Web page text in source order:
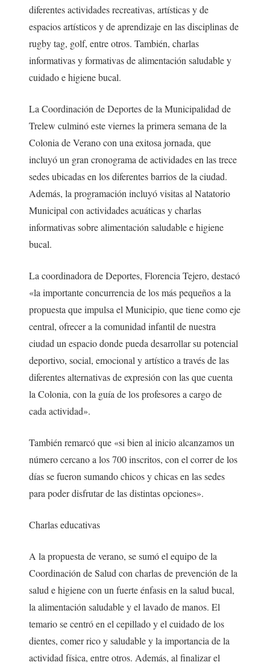
diferentes actividades recreativas, artísticas y de
espacios artísticos y de aprendizaje en las disciplinas de
rugby tag, golf, entre otros. También, charlas
informativas y formativas de alimentación saludable y
cuidado e higiene bucal.
La Coordinación de Deportes de la Municipalidad de
Trelew culminó este viernes la primera semana de la
Colonia de Verano con una exitosa jornada, que
incluyó un gran cronograma de actividades en las trece
sedes ubicadas en los diferentes barrios de la ciudad.
Además, la programación incluyó visitas al Natatorio
Municipal con actividades acuáticas y charlas
informativas sobre alimentación saludable e higiene
bucal.
La coordinadora de Deportes, Florencia Tejero, destacó
«la importante concurrencia de los más pequeños a la
propuesta que impulsa el Municipio, que tiene como eje
central, ofrecer a la comunidad infantil de nuestra
ciudad un espacio donde pueda desarrollar su potencial
deportivo, social, emocional y artístico a través de las
diferentes alternativas de expresión con las que cuenta
la Colonia, con la guía de los profesores a cargo de
cada actividad».
También remarcó que «si bien al inicio alcanzamos un
número cercano a los 700 inscritos, con el correr de los
días se fueron sumando chicos y chicas en las sedes
para poder disfrutar de las distintas opciones».
Charlas educativas
A la propuesta de verano, se sumó el equipo de la
Coordinación de Salud con charlas de prevención de la
salud e higiene con un fuerte énfasis en la salud bucal,
la alimentación saludable y el lavado de manos. El
temario se centró en el cepillado y el cuidado de los
dientes, comer rico y saludable y la importancia de la
actividad física, entre otros. Además, al finalizar el